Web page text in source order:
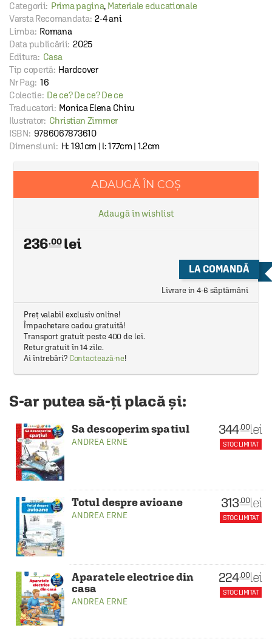
Categorii: Prima pagina, Materiale educationale
Varsta Recomandata: 2-4 ani
Limba: Romana
Data publicării: 2025
Editura: Casa
Tip copertă: Hardcover
Nr Pag: 16
Colectie: De ce? De ce? De ce
Traducatori: Monica Elena Chiru
Ilustrator: Christian Zimmer
ISBN: 9786067873610
Dimensiuni: H: 19.1cm | l: 17.7cm | 1.2cm
ADAUGĂ ÎN COȘ
Adaugă în wishlist
236.00
LA COMANDĂ
Livrare in 4-6 săptămâni
Preț valabil exclusiv online!
Împachetare cadou gratuită!
Transport gratuit peste 400 de lei.
Retur gratuit în 14 zile.
Ai întrebări? Contactează-ne!
S-ar putea să-ți placă și:
Sa descoperim spatiul
ANDREA ERNE
344.00lei
STOC LIMITAT
Totul despre avioane
ANDREA ERNE
313.00lei
STOC LIMITAT
Aparatele electrice din
casa
ANDREA ERNE
224.00lei
STOC LIMITAT